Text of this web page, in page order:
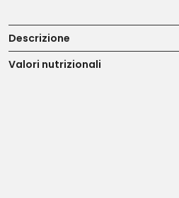
Descrizione
Valori nutrizionali